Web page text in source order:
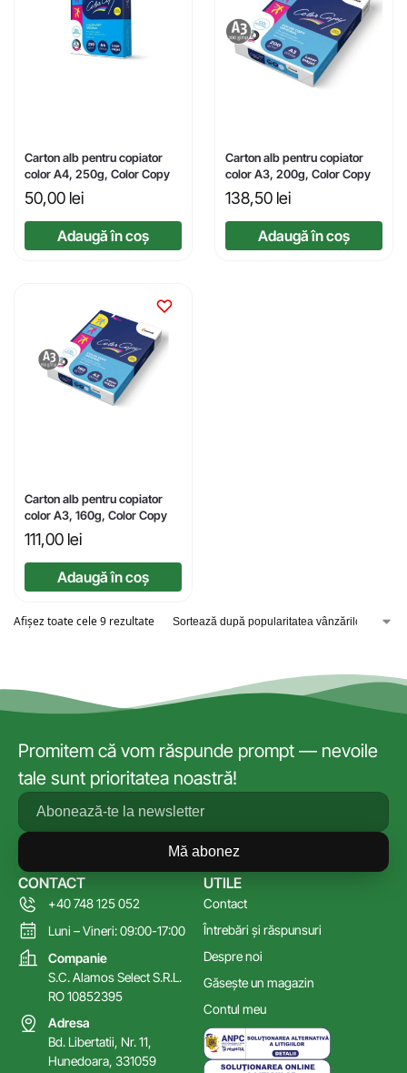
Carton alb pentru copiator
color A4, 250g, Color Copy
50,00 lei
Adaugă în coș
Carton alb pentru copiator
color A3, 200g, Color Copy
138,50 lei
Adaugă în coș
Carton alb pentru copiator
color A3, 160g, Color Copy
111,00 lei
Adaugă în coș
Afișez toate cele 9 rezultate
Promitem că vom răspunde prompt — nevoile
tale sunt prioritatea noastră!
Mă abonez
UTILE
Contact
Întrebări și răspunsuri
Despre noi
Găsește un magazin
Contul meu
CONTACT
+40 748 125 052
Luni – Vineri: 09:00-17:00
Companie
S.C. Alamos Select S.R.L.
RO 10852395
Adresa
Bd. Libertatii, Nr. 11,
Hunedoara, 331059